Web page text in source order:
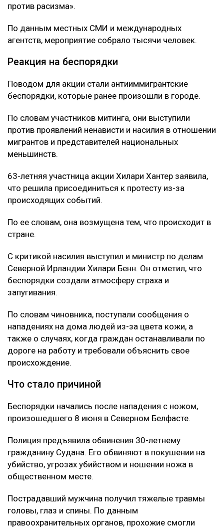
против расизма».
По данным местных СМИ и международных
агентств, мероприятие собрало тысячи человек.
Реакция на беспорядки
Поводом для акции стали антииммигрантские
беспорядки, которые ранее произошли в городе.
По словам участников митинга, они выступили
против проявлений ненависти и насилия в отношении
мигрантов и представителей национальных
меньшинств.
63-летняя участница акции Хилари Хантер заявила,
что решила присоединиться к протесту из-за
происходящих событий.
По ее словам, она возмущена тем, что происходит в
стране.
С критикой насилия выступил и министр по делам
Северной Ирландии Хилари Бенн. Он отметил, что
беспорядки создали атмосферу страха и
запугивания.
По словам чиновника, поступали сообщения о
нападениях на дома людей из-за цвета кожи, а
также о случаях, когда граждан останавливали по
дороге на работу и требовали объяснить свое
происхождение.
Что стало причиной
Беспорядки начались после нападения с ножом,
произошедшего 8 июня в Северном Белфасте.
Полиция предъявила обвинения 30-летнему
гражданину Судана. Его обвиняют в покушении на
убийство, угрозах убийством и ношении ножа в
общественном месте.
Пострадавший мужчина получил тяжелые травмы
головы, глаз и спины. По данным
правоохранительных органов, прохожие смогли